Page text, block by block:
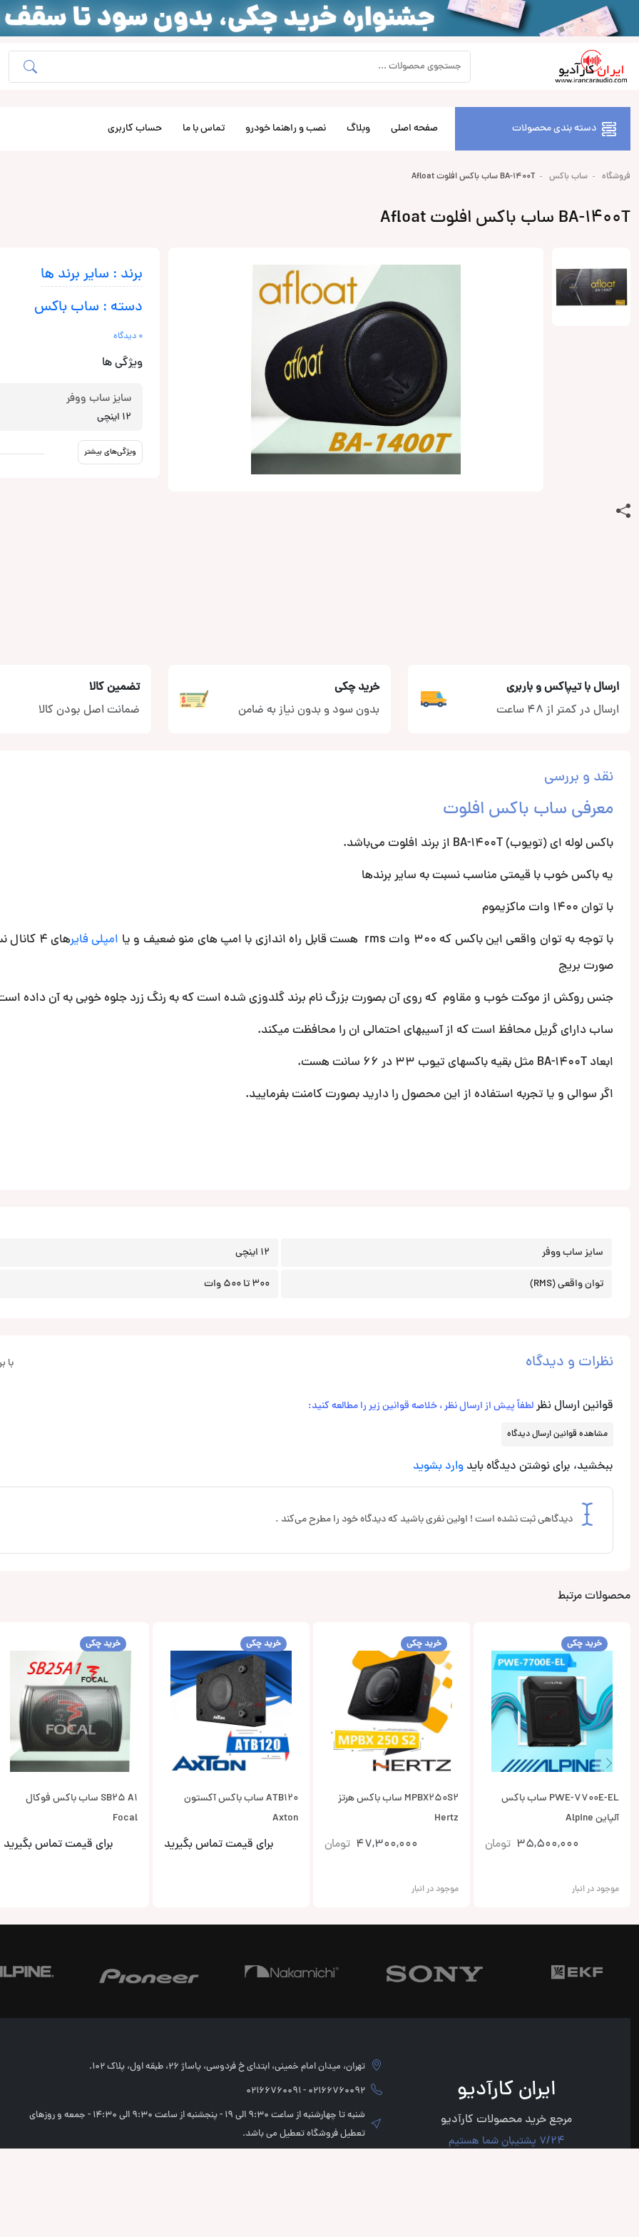
دسته بندی محصولات صفحه اصلی وبلاگ نصب و راهنما خودرو تماس با ما حساب کاربری
فروشگاه ساب باکس BA-1400T ساب باکس افلوت Afloat
BA-1400T ساب باکس افلوت Afloat
برند : سایر برند ها
دسته : ساب باکس
0 دیدگاه
ویژگی ها
سایز ساب ووفر
12 اینچی
ویژگی‌های بیشتر
ارسال با تیپاکس و باربری
ارسال در کمتر از 48 ساعت
خرید چکی
بدون سود و بدون نیاز به ضامن
تضمین کالا
ضمانت اصل بودن کالا
نقد و بررسی
معرفی ساب باکس افلوت
باکس لوله ای (تویوب) BA-1400T از برند افلوت می‌باشد.
یه باکس خوب با قیمتی مناسب نسبت به سایر برندها
با توان 1400 وات ماکزیموم
با توجه به توان واقعی این باکس که 300 وات rms هست قابل راه اندازی با امپ های منو ضعیف و یا
امپلی فایر
های 4
صورت بریج
جنس روکش از موکت خوب و مقاوم که روی آن بصورت بزرگ نام برند گلدوزی شده است که به رنگ زرد جلوه خوبی به آن داده
ساب دارای گریل محافظ است که از آسیبهای احتمالی ان را محافظت میکند.
ابعاد BA-1400T مثل بقیه باکسهای تیوب 33 در 66 سانت هست.
اگر سوالی و یا تجربه استفاده از این محصول را دارید بصورت کامنت بفرمایید.
سایز ساب ووفر 12 اینچی
توان واقعی (RMS) 300 تا 500 وات
نظرات و دیدگاه با
قوانین ارسال نظرلطفاً پیش از ارسال نظر ، خلاصه قوانین زیر را مطالعه کنید:
مشاهده قوانین ارسال دیدگاه
ببخشید، برای نوشتن دیدگاه باید وارد بشوید
دیدگاهی ثبت نشده است ! اولین نفری باشید که دیدگاه خود را مطرح می‌کند .
محصولات مرتبط
خرید چکی
PWE-7700E-EL ساب باکس
آلپاین Alpine
35,500,000 تومان
موجود در انبار
خرید چکی
MPBX250S2 ساب باکس هرتز
Hertz
47,300,000 تومان
موجود در انبار
خرید چکی
ATB120 ساب باکس آکستون
Axton
برای قیمت تماس بگیرید
خرید چکی
SB25 A1 ساب باکس فوکال
Focal
برای قیمت تماس بگیرید
ایران کارآدیو
مرجع خرید محصولات کارآدیو
7/24 پشتیبان شما هستیم
تهران، میدان امام خمینی، ابتدای خ فردوسی، پاساژ 26، طبقه اول، پلاک 102.
02166760092 - 02166760091
شنبه تا چهارشنبه از ساعت 9:30 الی 19 - پنجشنبه از ساعت 9:30 الی 14:30 - جمعه و روزهای
تعطیل فروشگاه تعطیل می باشد.